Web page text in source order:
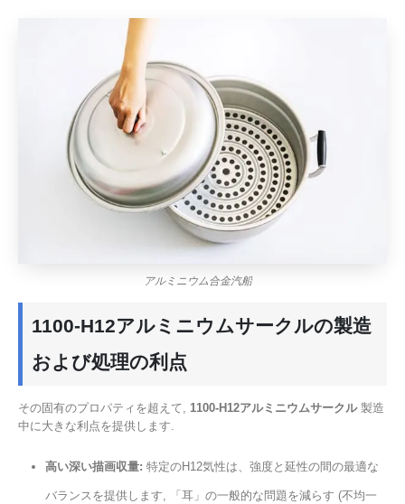
アルミニウム合金汽船
1100-H12アルミニウムサークルの製造
および処理の利点
その固有のプロパティを超えて, 1100-H12アルミニウムサークル製造
中に大きな利点を提供します.
高い深い描画収量: 特定のH12気性は、強度と延性の間の最適な
バランスを提供します, 「耳」の一般的な問題を減らす (不均一